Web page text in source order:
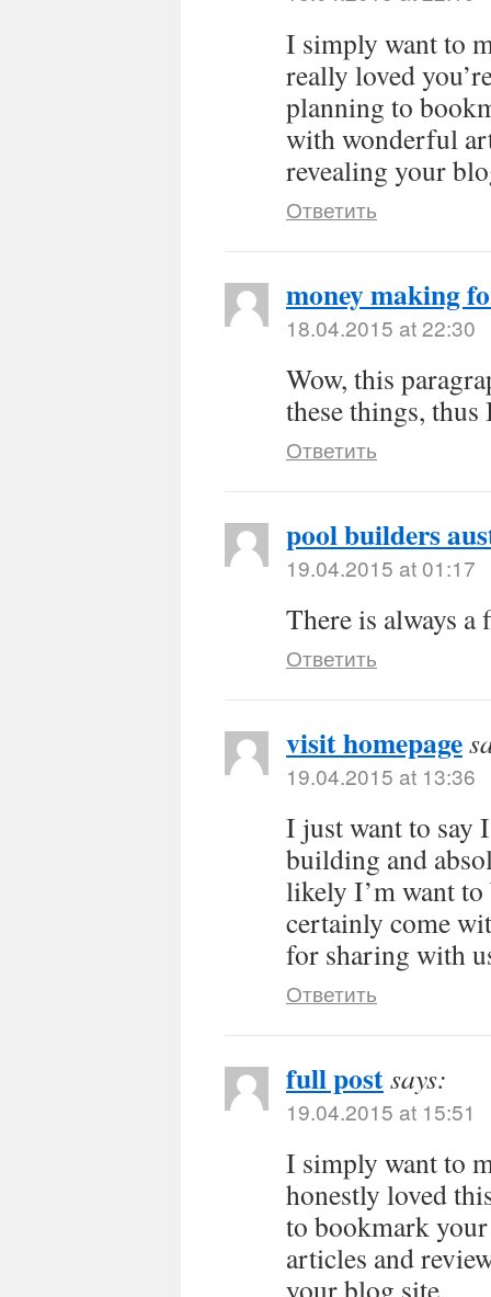
I simply want to
really loved
planning to
with wonderful
revealing your
Ответить
money making
18.04.2015 at 22:30
Wow, this
these things,
Ответить
pool builders
19.04.2015 at 01:17
There is always a
Ответить
visit homepage
19.04.2015 at 13:36
I just want to say
building and
likely I’m want
certainly come
for sharing with
Ответить
full postsays:
19.04.2015 at 15:51
I simply want to
honestly loved
to bookmark
articles and
your blog site.